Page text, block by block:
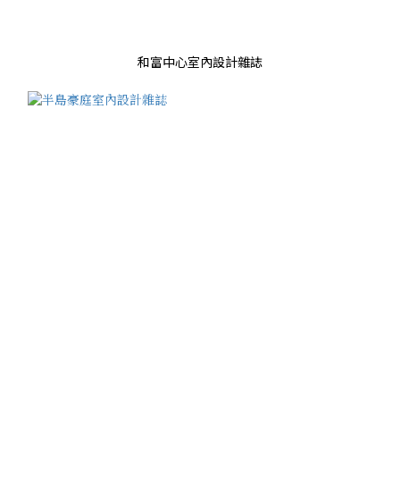
和富中心室內設計雜誌